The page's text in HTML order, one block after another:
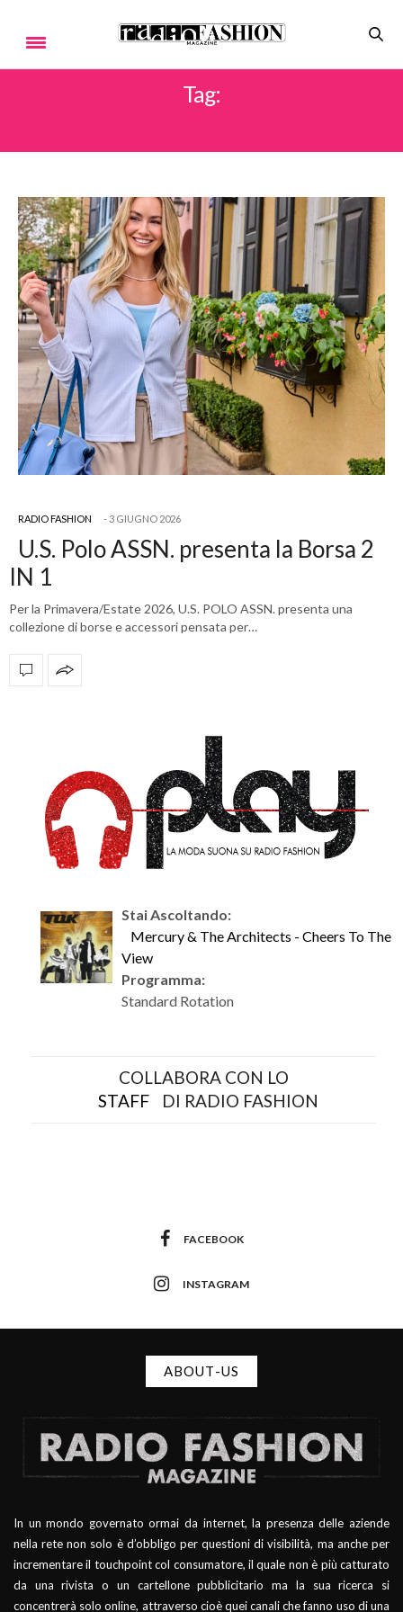
Tag:
RADIO FASHION 3 GIUGNO 2026
U.S. Polo ASSN. presenta la Borsa 2
IN 1
Per la Primavera/Estate 2026, U.S. POLO ASSN. presenta una
collezione di borse e accessori pensata per…
Stai Ascoltando:
Mercury & The Architects - Cheers To The
View
Programma:
Standard Rotation
COLLABORA CON LO
STAFF
DI RADIO FASHION
FACEBOOK
INSTAGRAM
ABOUT-US
In un mondo governato ormai da internet, la presenza delle aziende
nella rete non solo è d’obbligo per questioni di visibilità, ma anche per
incrementare il touchpoint col consumatore, il quale non è più catturato
da una rivista o un cartellone pubblicitario ma la sua ricerca si
concentrerà solo online, attraverso cioè quei canali che fanno uso di una